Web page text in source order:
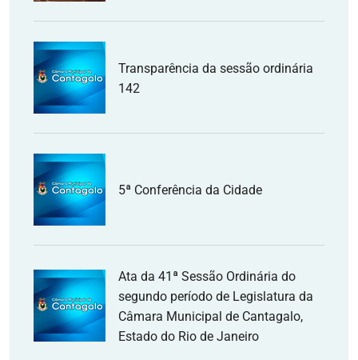
Transparência da sessão ordinária
142
5ª Conferência da Cidade
Ata da 41ª Sessão Ordinária do
segundo período de Legislatura da
Câmara Municipal de Cantagalo,
Estado do Rio de Janeiro